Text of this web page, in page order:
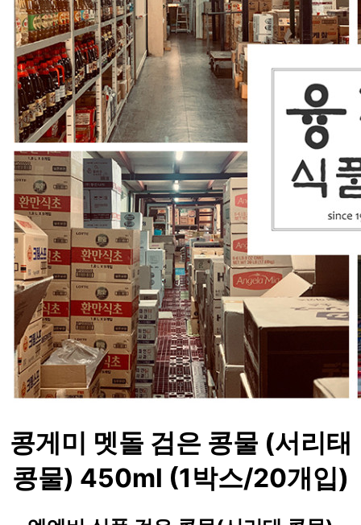
콩게미 멧돌 검은 콩물 (서리태
콩물) 450ml (1박스/20개입)